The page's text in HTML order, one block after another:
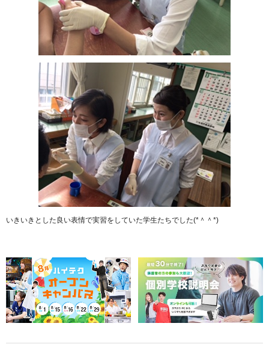
いきいきとした良い表情で実習をしていた学生たちでした(*＾＾*)